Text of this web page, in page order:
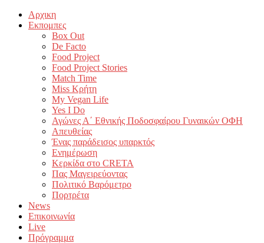
Αρχικη
Εκπομπες
Box Out
De Facto
Food Project
Food Project Stories
Match Time
Miss Κρήτη
My Vegan Life
Yes I Do
Αγώνες Α΄ Εθνικής Ποδοσφαίρου Γυναικών ΟΦΗ
Απευθείας
Ένας παράδεισος υπαρκτός
Ενημέρωση
Κερκίδα στο CRETA
Πας Μαγειρεύοντας
Πολιτικό Βαρόμετρο
Πορτρέτα
News
Επικοινωνία
Live
Πρόγραμμα